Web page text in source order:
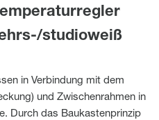
studioweiß
in Verbindung mit dem
und Zwischenrahmen in
Durch das Baukastenprinzip